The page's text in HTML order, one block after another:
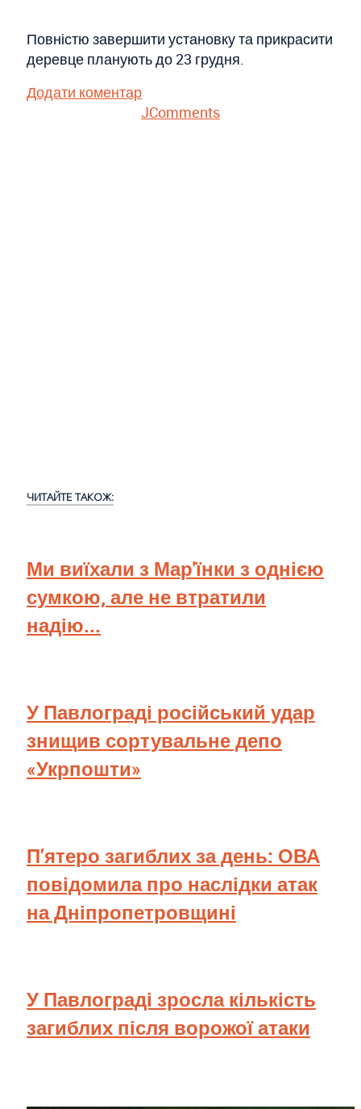
Повністю завершити установку та прикрасити
деревце планують до 23 грудня.
Додати коментар
JComments
ЧИТАЙТЕ ТАКОЖ:
Ми виїхали з Мар'їнки з однією
сумкою, але не втратили
надію...
У Павлограді російський удар
знищив сортувальне депо
«Укрпошти»
П’ятеро загиблих за день: ОВА
повідомила про наслідки атак
на Дніпропетровщині
У Павлограді зросла кількість
загиблих після ворожої атаки